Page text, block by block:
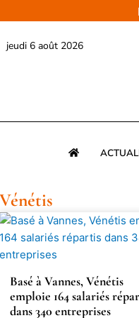
jeudi 6 août 2026
Vénétis
Basé à Vannes, Vénétis
emploie 164 salariés
dans 340 entreprises